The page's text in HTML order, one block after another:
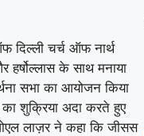
दिल्ली चर्च ऑफ नार्थ
हर्षोल्लास के साथ मनाया
सभा का आयोजन किया
शुक्रिया अदा करते हुए
लाज़र ने कहा कि जीसस